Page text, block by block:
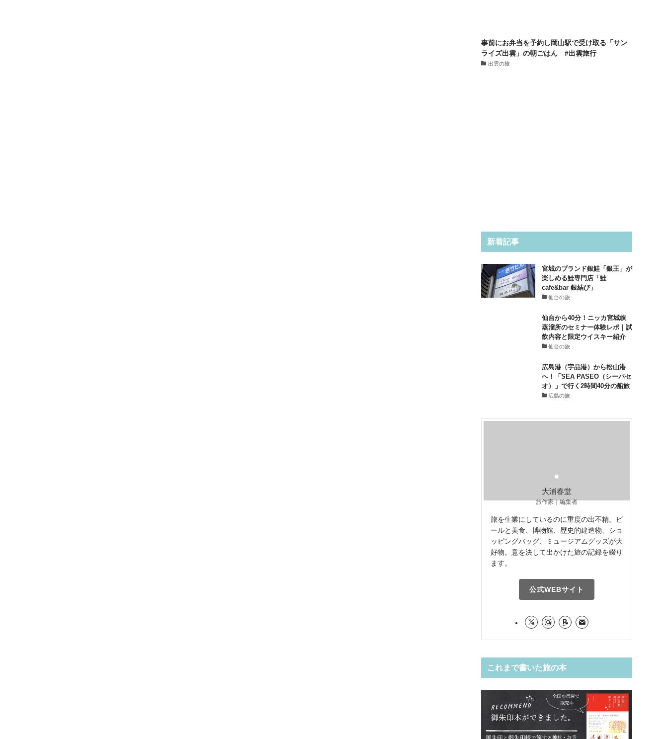
事前にお弁当を予約し岡山駅で受け取る「サン
ライズ出雲」の朝ごはん #出雲旅行
出雲の旅
新着記事
宮城のブランド銀鮭「銀王」が
楽しめる鮭専門店「鮭
cafe&bar 銀結び」
仙台の旅
仙台から40分！ニッカ宮城峡
蒸溜所のセミナー体験レポ｜試
飲内容と限定ウイスキー紹介
仙台の旅
広島港（宇品港）から松山港
へ！「SEA PASEO（シーパセ
オ）」で行く2時間40分の船旅
広島の旅
大浦春堂
旅作家｜編集者
旅を生業にしているのに重度の出不精。ビ
ールと美食、博物館、歴史的建造物、ショ
ッピングバッグ、ミュージアムグッズが大
好物。意を決して出かけた旅の記録を綴り
ます。
公式WEBサイト
これまで書いた旅の本